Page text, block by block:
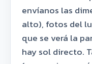
envíanos las
alto), fotos del
que se verá la
hay sol directo.